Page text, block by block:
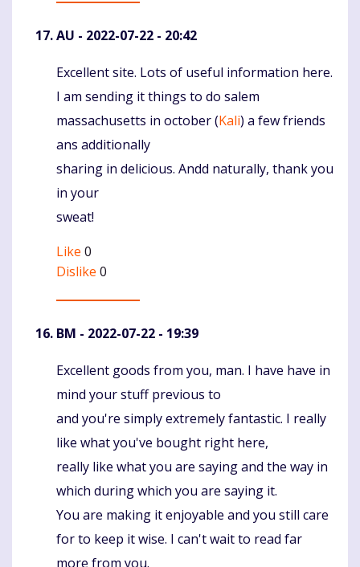
AU - 2022-07-22 - 20:42
Komentaras
Excellent site. Lots of useful information here.
I am sending it things to do salem
massachusetts in october (Kali) a few friends
ans additionally
sharing in delicious. Andd naturally, thank you
in your
sweat!
Like 0
Dislike 0
BM - 2022-07-22 - 19:39
Komentaras
Excellent goods from you, man. I have have in
mind your stuff previous to
and you're simply extremely fantastic. I really
like what you've bought right here,
really like what you are saying and the way in
which during which you are saying it.
You are making it enjoyable and you still care
for to keep it wise. I can't wait to read far
more from you.